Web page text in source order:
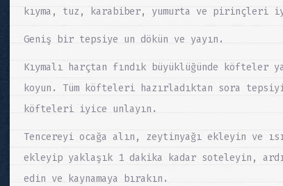
kıyma, tuz, karabiber, yumurta ve pirinçleri
Geniş bir tepsiye un dökün ve yayın.
Kıymalı harçtan fındık büyüklüğünde köfteler
koyun. Tüm köfteleri hazırladıktan sora
köfteleri iyice unlayın.
Tencereyi ocağa alın, zeytinyağı ekleyin ve
ekleyip yaklaşık 1 dakika kadar soteleyin,
edin ve kaynamaya bırakın.